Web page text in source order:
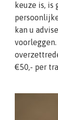
keuze is, is
kan u
€50,- per